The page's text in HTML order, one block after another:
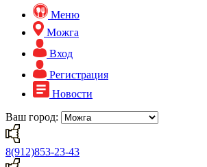
Меню
Можга
Вход
Регистрация
Новости
Ваш город:
8(912)853-23-43